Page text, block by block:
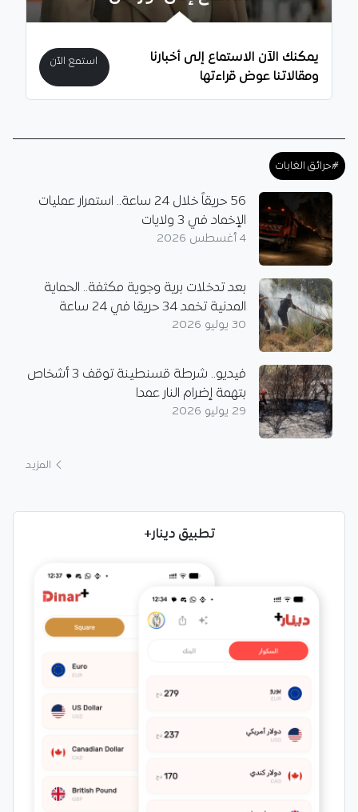
يمكنك الآن الاستماع إلى أخبارنا
ومقالاتنا عوض قراءتها
استمع الآن
#حرائق الغابات
56 حريقاً خلال 24 ساعة.. استمرار عمليات
الإخماد في 3 ولايات
4 أغسطس 2026
بعد تدخلات برية وجوية مكثفة.. الحماية
المدنية تخمد 34 حريقا في 24 ساعة
30 يوليو 2026
فيديو.. شرطة قسنطينة توقف 3 أشخاص
بتهمة إضرام النار عمدا
29 يوليو 2026
المزيد
تطبيق دينار+